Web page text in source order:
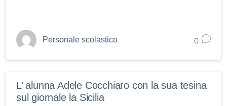
Personale scolastico 0
L’ alunna Adele Cocchiaro con la sua tesina
sul giornale la Sicilia